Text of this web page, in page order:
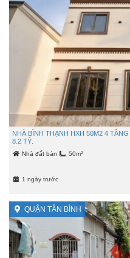
NHÀ BÌNH THẠNH HXH 50M2 4
8.2 TỶ.
Nhà đất bán 50m2
1 ngày trước
QUẬN TÂN BÌNH